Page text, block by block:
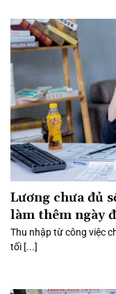
Lương chưa đủ
làm thêm ngày
Thu nhập từ công việc
tối [...]